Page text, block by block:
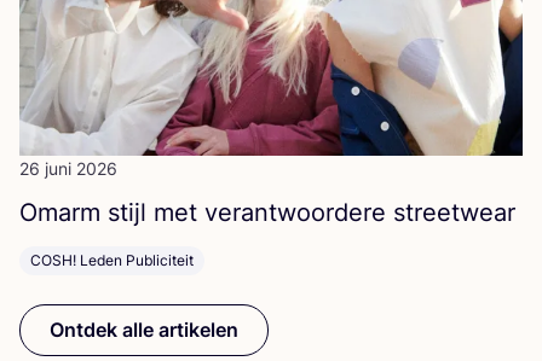
26 juni 2026
Omarm stijl met ver­ant­woor­de­re streetwear
COSH! Leden Publiciteit
Ontdek alle artikelen